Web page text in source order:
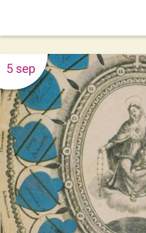
5 sep